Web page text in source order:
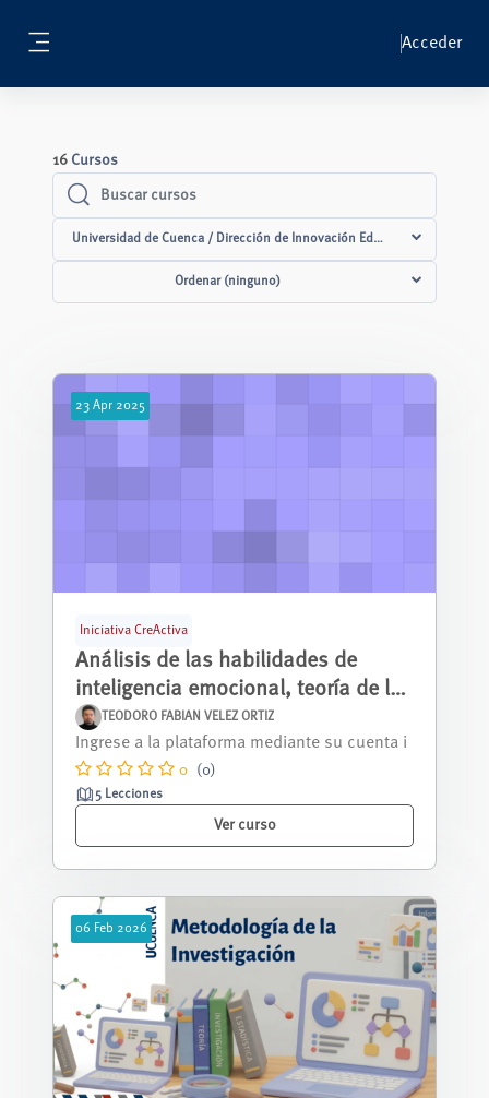
Acceder
16 Cursos
Buscar cursos
Buscar cursos
Universidad de Cuenca / Dirección de Innovación Educativa
Ordenar (ninguno)
23 Apr 2025
Iniciativa CreActiva
Análisis de las habilidades de
inteligencia emocional, teoría de la
mente y lectura en ambientes
sociales organizados del cantón
Cuenca
TEODORO FABIAN VELEZ ORTIZ
MicroMooc Iniciativa CreaActiva
0 (0)
5 Lecciones
Ver curso
06 Feb 2026